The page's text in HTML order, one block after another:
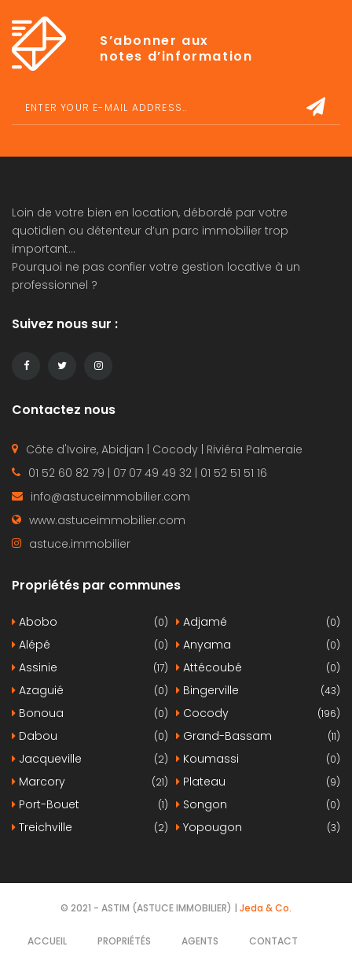
S’abonner aux
notes d’information
Loin de votre bien en location, débordé par votre
quotidien ou détenteur d’un parc immobilier trop
important…
Pourquoi ne pas confier votre gestion locative à un
professionnel ?
Suivez nous sur :
Contactez nous
Côte d'Ivoire, Abidjan | Cocody | Riviéra Palmeraie
01 52 60 82 79 | 07 07 49 49 32 | 01 52 51 51 16
info@astuceimmobilier.com
www.astuceimmobilier.com
astuce.immobilier
Propriétés par communes
Abobo (0) Adjamé (0)
Alépé (0) Anyama (0)
Assinie (17) Attécoubé (0)
Azaguié (0) Bingerville (43)
Bonoua (0) Cocody (196)
Dabou (0) Grand-Bassam (11)
Jacqueville (2) Koumassi (0)
Marcory (21) Plateau (9)
Port-Bouet (1) Songon (0)
Treichville (2) Yopougon (3)
© 2021 - ASTIM (ASTUCE IMMOBILIER) | Jeda & Co.
ACCUEIL PROPRIÉTÉS AGENTS CONTACT